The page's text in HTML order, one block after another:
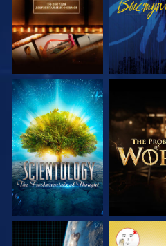
СМОТРЕТЬ
ПЕРЕДАЧИ
СМОТРЕТЬ
ПЕРЕДАЧИ